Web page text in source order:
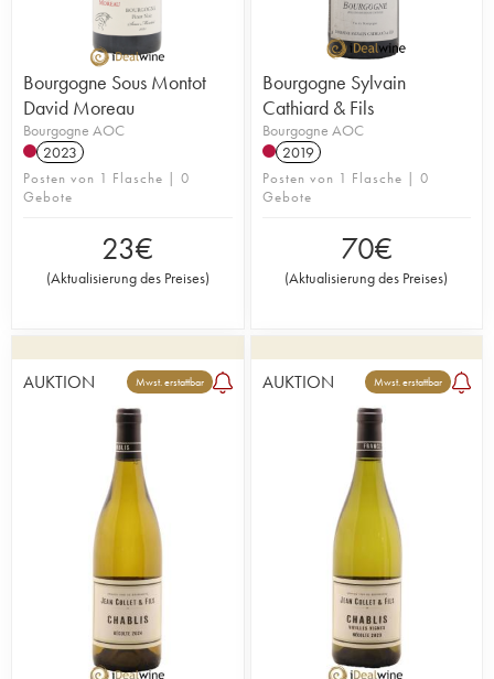
Bourgogne Sous Montot
David Moreau
Bourgogne AOC
2023
Posten von 1 Flasche | 0
Gebote
23€
(Aktualisierung des Preises)
Bourgogne Sylvain
Cathiard & Fils
Bourgogne AOC
2019
Posten von 1 Flasche | 0
Gebote
70€
(Aktualisierung des Preises)
AUKTION Mwst. erstattbar AUKTION Mwst. erstattbar